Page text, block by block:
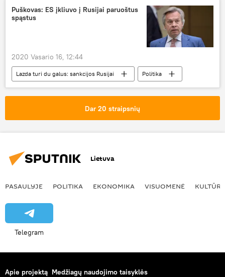
Puškovas: ES įkliuvo į Rusijai paruoštus
spąstus
2020 Vasario 16, 12:44
Lazda turi du galus: sankcijos Rusijai
Politika
Rusija
ES
sankcijos Rusijai
Dar 20 straipsnių
Lietuva
PASAULYJE POLITIKA EKONOMIKA VISUOMENĖ KULTŪRA
Telegram
Apie projektą Medžiagų naudojimo taisyklės